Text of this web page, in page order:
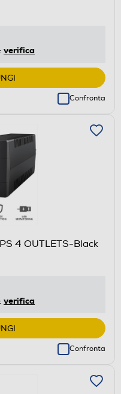
verifica
Confronta
4 OUTLETS-Black
verifica
Confronta